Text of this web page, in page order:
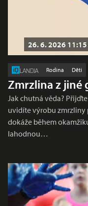
26. 6. 2026
LANDIA Rodina Děti
Zmrzlina z jiné
Jak chutná věda?
uvidíte výrobu zmrzliny
dokáže během
lahodnou…